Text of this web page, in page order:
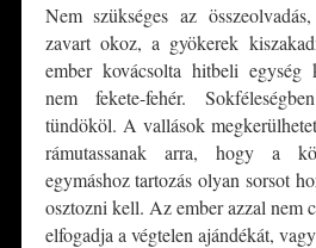
Nem szükséges az
zavart okoz, a gyökerek
ember kovácsolta hitbeli egység
nem fekete-fehér.
tündököl. A vallások
rámutassanak arra, hogy a
egymáshoz tartozás olyan sorsot
osztozni kell. Az ember azzal nem
elfogadja a végtelen ajándékát,